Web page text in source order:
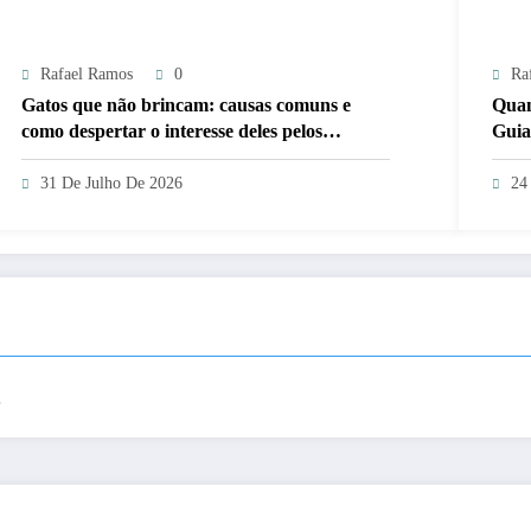
Rafael Ramos 0
Gatos que não brincam: causas comuns e
como despertar o interesse deles pelos
brinquedos
31 De Julho De 2026